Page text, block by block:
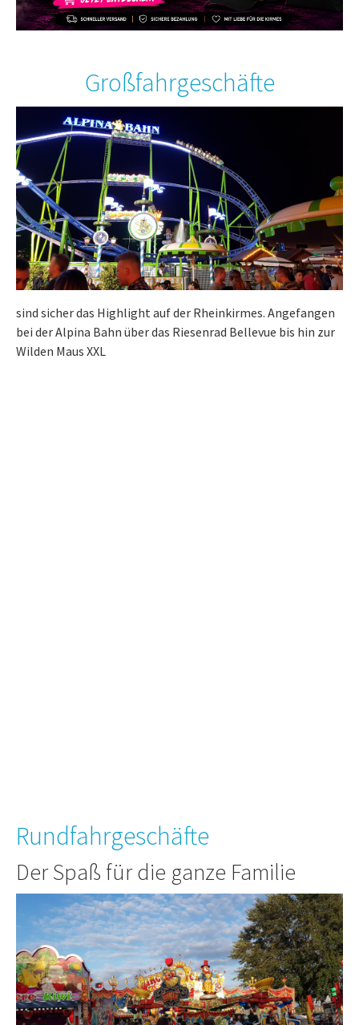
Großfahrgeschäfte
sind sicher das Highlight auf der Rheinkirmes. Angefangen
bei der Alpina Bahn über das Riesenrad Bellevue bis hin zur
Wilden Maus XXL
Rundfahrgeschäfte
Der Spaß für die ganze Familie